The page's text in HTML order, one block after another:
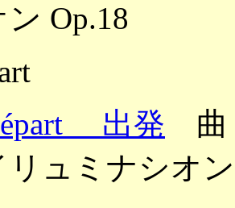
ン Op.18
出発 曲
リュミナシオ